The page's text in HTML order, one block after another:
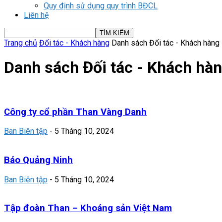
Quy định sử dụng quy trình BĐCL
Liên hệ
Trang chủ Đối tác - Khách hàng Danh sách Đối tác - Khách hàng
Danh sách Đối tác - Khách
Công ty cổ phần Than Vàng Danh
Ban Biên tập - 5 Tháng 10, 2024
Báo Quảng Ninh
Ban Biên tập - 5 Tháng 10, 2024
Tập đoàn Than – Khoáng sản Việt Nam